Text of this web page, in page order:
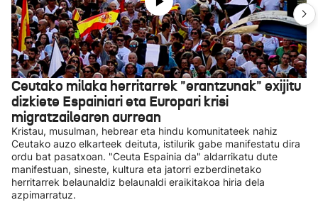
Ceutako milaka herritarrek "erantzunak" exijitu
dizkiete Espainiari eta Europari krisi
migratzailearen aurrean
Kristau, musulman, hebrear eta hindu komunitateek nahiz
Ceutako auzo elkarteek deituta, istilurik gabe manifestatu dira
ordu bat pasatxoan. "Ceuta Espainia da" aldarrikatu dute
manifestuan, sineste, kultura eta jatorri ezberdinetako
herritarrek belaunaldiz belaunaldi eraikitakoa hiria dela
azpimarratuz.